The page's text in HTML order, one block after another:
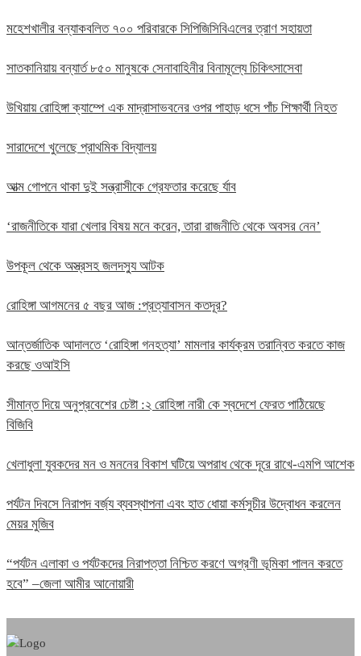
মহেশখালীর বন্যাকবলিত ৭০০ পরিবারকে সিপিজিসিবিএলের ত্রাণ সহায়তা
সাতকানিয়ায় বন্যার্ত ৮৫০ মানুষকে সেনাবাহিনীর বিনামূল্যে চিকিৎসাসেবা
উখিয়ায় রোহিঙ্গা ক্যাম্পে এক মাদ্রাসাভবনের ওপর পাহাড় ধসে পাঁচ শিক্ষার্থী নিহত
সারাদেশে খুলেছে প্রাথমিক বিদ্যালয়
আত্ম গোপনে থাকা দুই সন্ত্রাসীকে গ্রেফতার করেছে র্যাব
‘রাজনীতিকে যারা খেলার বিষয় মনে করেন, তারা রাজনীতি থেকে অবসর নেন’
উপকূল থেকে অস্ত্রসহ জলদস্যু আটক
রোহিঙ্গা আগমনের ৫ বছর আজ :প্রত্যাবাসন কতদূর?
আন্তর্জাতিক আদালতে ‘রোহিঙ্গা গনহত্যা’ মামলার কার্যক্রম তরান্বিত করতে কাজ
করছে ওআইসি
সীমান্ত দিয়ে অনুপ্রবেশের চেষ্টা :২ রোহিঙ্গা নারী কে স্বদেশে ফেরত পাঠিয়েছে
বিজিবি
খেলাধুলা যুবকদের মন ও মননের বিকাশ ঘটিয়ে অপরাধ থেকে দূরে রাখে-এমপি আশেক
পর্যটন দিবসে নিরাপদ বর্জ্য ব্যবস্থাপনা এবং হাত ধোয়া কর্মসুচীর উদ্বোধন করলেন
মেয়র মুজিব
“পর্যটন এলাকা ও পর্যটকদের নিরাপত্তা নিশ্চিত করণে অগ্রণী ভূমিকা পালন করতে
হবে” –জেলা আমীর আনোয়ারী